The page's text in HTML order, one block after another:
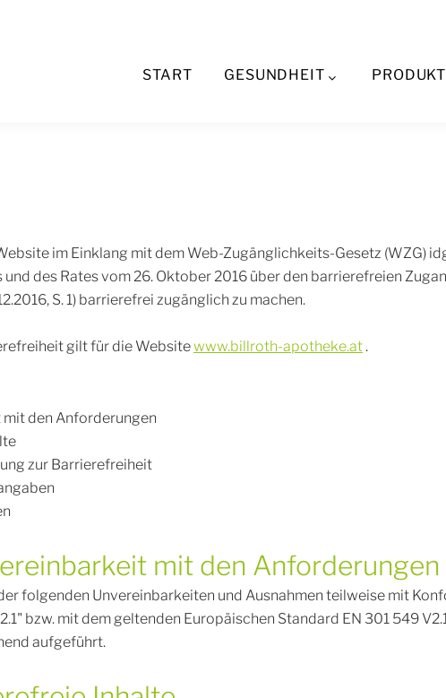
START GESUNDHEIT
im Einklang mit dem Web-Zugänglichkeits-Gesetz (WZG)
des Rates vom 26. Oktober 2016 über den barrierefreien
S. 1) barrierefrei zugänglich zu machen.
gilt für die Websitewww.billroth-apotheke.at .
mit den Anforderungen
zur Barrierefreiheit
mit den Anforderungen
folgenden Unvereinbarkeiten und Ausnahmen teilweise mit
bzw. mit dem geltenden Europäischen Standard EN 301 549
aufgeführt.